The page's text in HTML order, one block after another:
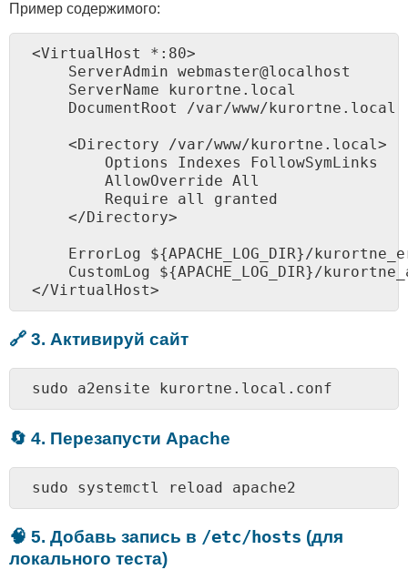
Пример содержимого:
<VirtualHost *:80>
    ServerAdmin webmaster@localhost
    ServerName kurortne.local
    DocumentRoot /var/www/kurortne.local
    <Directory /var/www/kurortne.local>
        Options Indexes FollowSymLinks
        AllowOverride All
        Require all granted
    </Directory>
ErrorLog ${APACHE_LOG_DIR}/
CustomLog ${APACHE_LOG_DIR}/
🔗 3. Активируй сайт
sudo a2ensite kurortne.local.conf
🔄 4. Перезапусти Apache
sudo systemctl reload apache2
🧠 5. Добавь запись в /etc/hosts (для
локального теста)